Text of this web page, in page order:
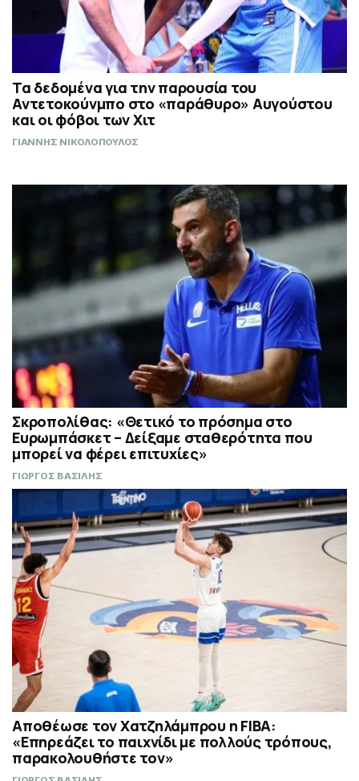
Τα δεδομένα για την παρουσία του
Αντετοκούνμπο στο «παράθυρο» Αυγούστου
και οι φόβοι των Χιτ
ΓΙΑΝΝΗΣ ΝΙΚΟΛΟΠΟΥΛΟΣ
Σκροπολίθας: «Θετικό το πρόσημα στο
Ευρωμπάσκετ – Δείξαμε σταθερότητα που
μπορεί να φέρει επιτυχίες»
ΓΙΩΡΓΟΣ ΒΑΣΙΛΗΣ
Αποθέωσε τον Χατζηλάμπρου η FIBA:
«Επηρεάζει το παιχνίδι με πολλούς τρόπους,
παρακολουθήστε τον»